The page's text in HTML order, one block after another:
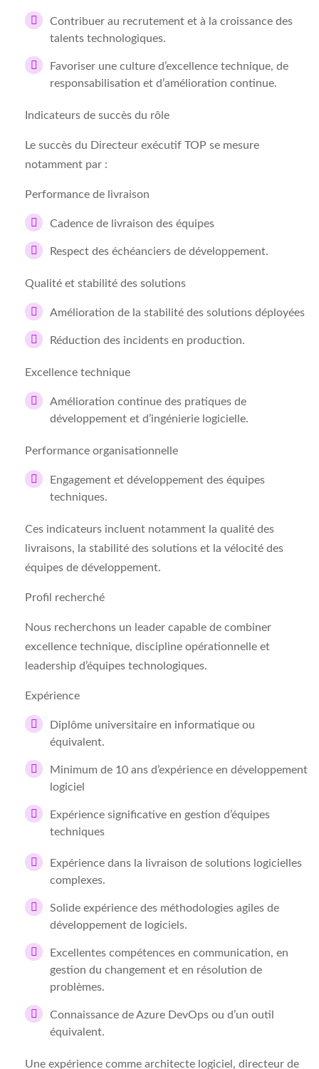
Contribuer au recrutement et à la croissance des
talents technologiques.
Favoriser une culture d’excellence technique, de
responsabilisation et d’amélioration continue.
Indicateurs de succès du rôle
Le succès du Directeur exécutif TOP se mesure
notamment par :
Performance de livraison
Cadence de livraison des équipes
Respect des échéanciers de développement.
Qualité et stabilité des solutions
Amélioration de la stabilité des solutions déployées
Réduction des incidents en production.
Excellence technique
Amélioration continue des pratiques de
développement et d’ingénierie logicielle.
Performance organisationnelle
Engagement et développement des équipes
techniques.
Ces indicateurs incluent notamment la qualité des
livraisons, la stabilité des solutions et la vélocité des
équipes de développement.
Profil recherché
Nous recherchons un leader capable de combiner
excellence technique, discipline opérationnelle et
leadership d’équipes technologiques.
Expérience
Diplôme universitaire en informatique ou
équivalent.
Minimum de 10 ans d’expérience en développement
logiciel
Expérience significative en gestion d’équipes
techniques
Expérience dans la livraison de solutions logicielles
complexes.
Solide expérience des méthodologies agiles de
développement de logiciels.
Excellentes compétences en communication, en
gestion du changement et en résolution de
problèmes.
Connaissance de Azure DevOps ou d’un outil
équivalent.
Une expérience comme architecte logiciel, directeur de